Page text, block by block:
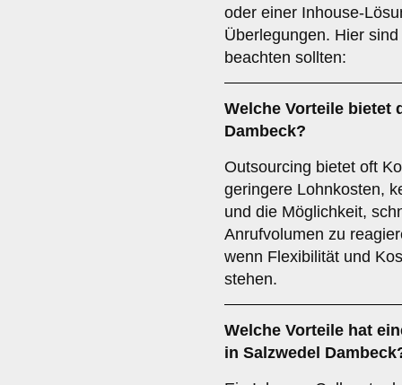
oder einer Inhouse-
Überlegungen. Hier
beachten sollten:
Welche Vorteile bietet
Dambeck?
Outsourcing bietet oft
geringere Lohnkosten,
und die Möglichkeit,
Anrufvolumen zu
wenn Flexibilität und
stehen.
Welche Vorteile hat
in Salzwedel